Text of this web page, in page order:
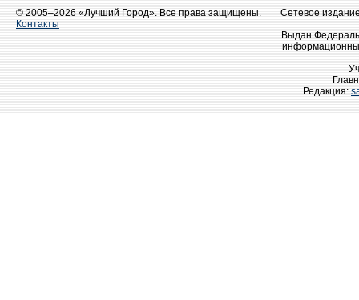
© 2005–2026 «Лучший Город». Все права защищены.
Контакты
Сетевое
Выдан
Редакция: